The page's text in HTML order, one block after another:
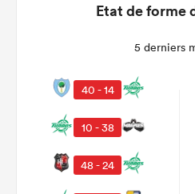
Etat de forme
5 derniers
40 - 14
10 - 38
48 - 24